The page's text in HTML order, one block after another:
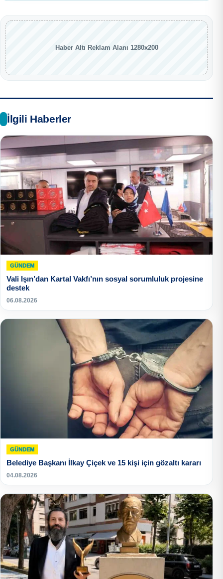
Haber Altı Reklam Alanı 1280x200
İlgili Haberler
GÜNDEM
Vali Işın’dan Kartal Vakfı’nın sosyal sorumluluk projesine
destek
06.08.2026
GÜNDEM
Belediye Başkanı İlkay Çiçek ve 15 kişi için gözaltı kararı
04.08.2026